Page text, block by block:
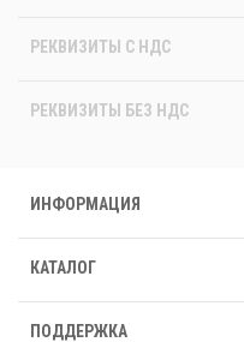
РЕКВИЗИТЫ C НДС
РЕКВИЗИТЫ БЕЗ НДС
ИНФОРМАЦИЯ
КАТАЛОГ
ПОДДЕРЖКА